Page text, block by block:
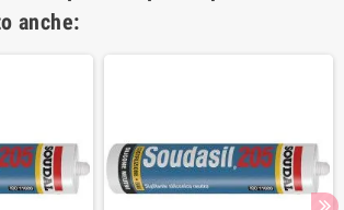
anche: